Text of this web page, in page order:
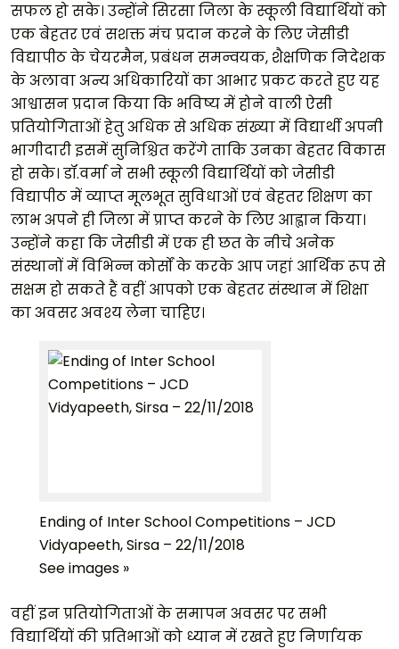
सफल हो सके। उन्होंने सिरसा जिला के स्कूली विद्यार्थियों को
एक बेहतर एवं सशक्त मंच प्रदान करने के लिए जेसीडी
विद्यापीठ के चेयरमैन, प्रबंधन समन्वयक, शैक्षणिक निदेशक
के अलावा अन्य अधिकारियों का आभार प्रकट करते हुए यह
आश्वासन प्रदान किया कि भविष्य में होने वाली ऐसी
प्रतियोगिताओं हेतु अधिक से अधिक संख्या में विद्यार्थी अपनी
भागीदारी इसमें सुनिश्चित करेंगे ताकि उनका बेहतर विकास
हो सके। डॉ.वर्मा ने सभी स्कूली विद्यार्थियों को जेसीडी
विद्यापीठ में व्याप्त मूलभूत सुविधाओं एवं बेहतर शिक्षण का
लाभ अपने ही जिला में प्राप्त करने के लिए आह्वान किया।
उन्होंने कहा कि जेसीडी में एक ही छत के नीचे अनेक
संस्थानों में विभिन्न कोर्सों के करके आप जहां आर्थिक रूप से
सक्षम हो सकते हैं वहीं आपको एक बेहतर संस्थान में शिक्षा
का अवसर अवश्य लेना चाहिए।
Ending of Inter School Competitions – JCD
Vidyapeeth, Sirsa – 22/11/2018
See images »
वहीं इन प्रतियोगिताओं के समापन अवसर पर सभी
विद्यार्थियों की प्रतिभाओं को ध्यान में रखते हुए निर्णायक